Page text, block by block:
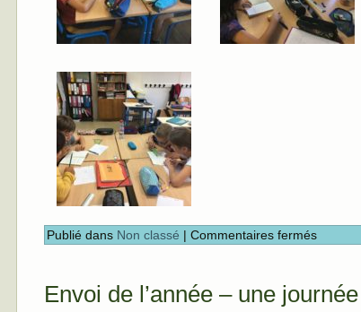
Publié dans Non classé | Commentaires fermés
Envoi de l’année – une